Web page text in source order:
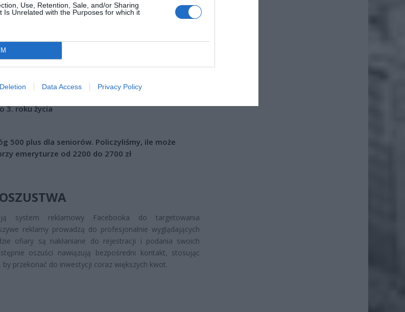
Use, Retention, Sale, and/or Sharing
Is Unrelated with the Purposes for which it
Data Access Privacy Policy
3. roku życia
500 plus dla seniorów. Policzyliśmy, ile może
emeryturze od 2200 do 2700 zł
system reklamowy Facebooka do targetowania
reklamy prowadzą do profesjonalnie wyglądających
ofiary są nakłaniane do rejestracji i podania swoich
oszuści nawiązują bezpośredni kontakt, stosując
przekonać do inwestycji coraz większych kwot.